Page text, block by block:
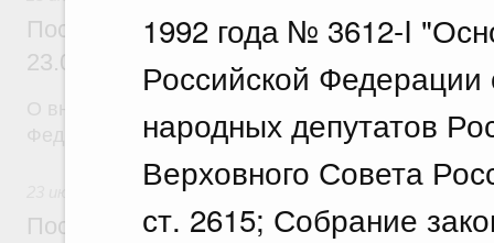
1992 года № 3612-I
Российской
народных депутатов
Верховного Совета
ст. 2615; Собрание
Постановление Правительства
23.07.2026 г. № 928
Федерации от 20 июля 2011 г. № 590
Постановление Правительства